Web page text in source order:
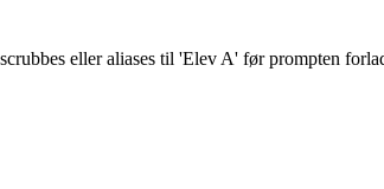
eller aliases til 'Elev A' før prompten